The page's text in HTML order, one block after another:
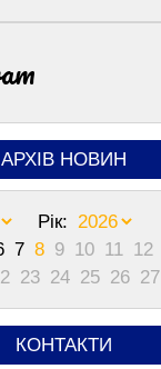
АРХІВ НОВИН
Рік:
7 8 9 10 11 12
23 24 25 26 27
КОНТАКТИ